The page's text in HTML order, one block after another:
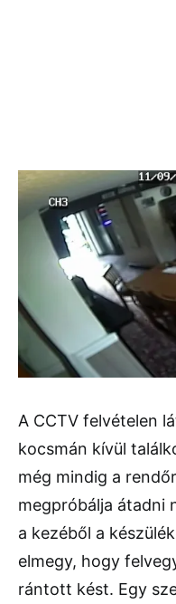
A CCTV felvételen
kocsmán kívül
még mindig a
megpróbálja átadni
a kezéből a
elmegy, hogy
rántott kést. Egy